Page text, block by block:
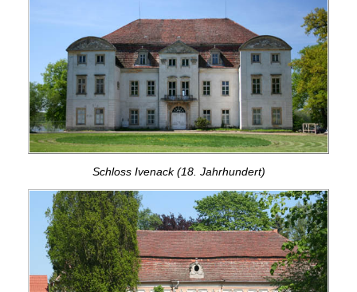
Schloss Ivenack (18. Jahrhundert)